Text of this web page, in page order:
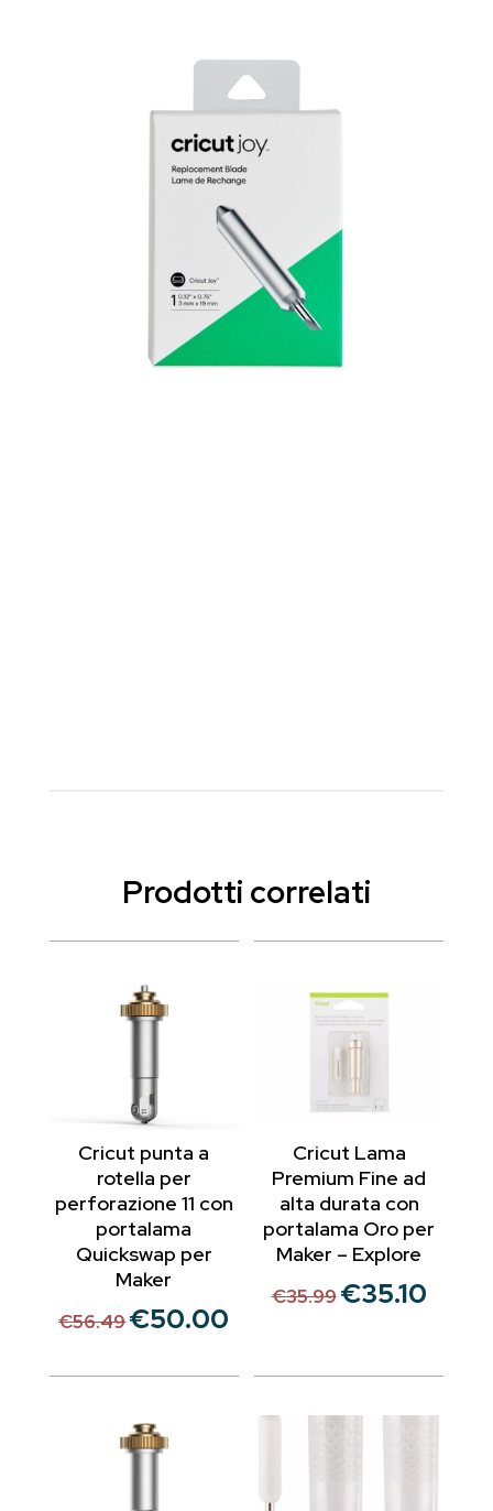
Prodotti correlati
Cricut punta a
rotella per
perforazione 11 con
portalama
Quickswap per
Maker
€56.49 Il
originale
€56.49.
€50.00
attuale
Cricut Lama
Premium Fine ad
alta durata con
portalama Oro per
Maker – Explore
€35.99 Il
era:
€35.10Il
è: